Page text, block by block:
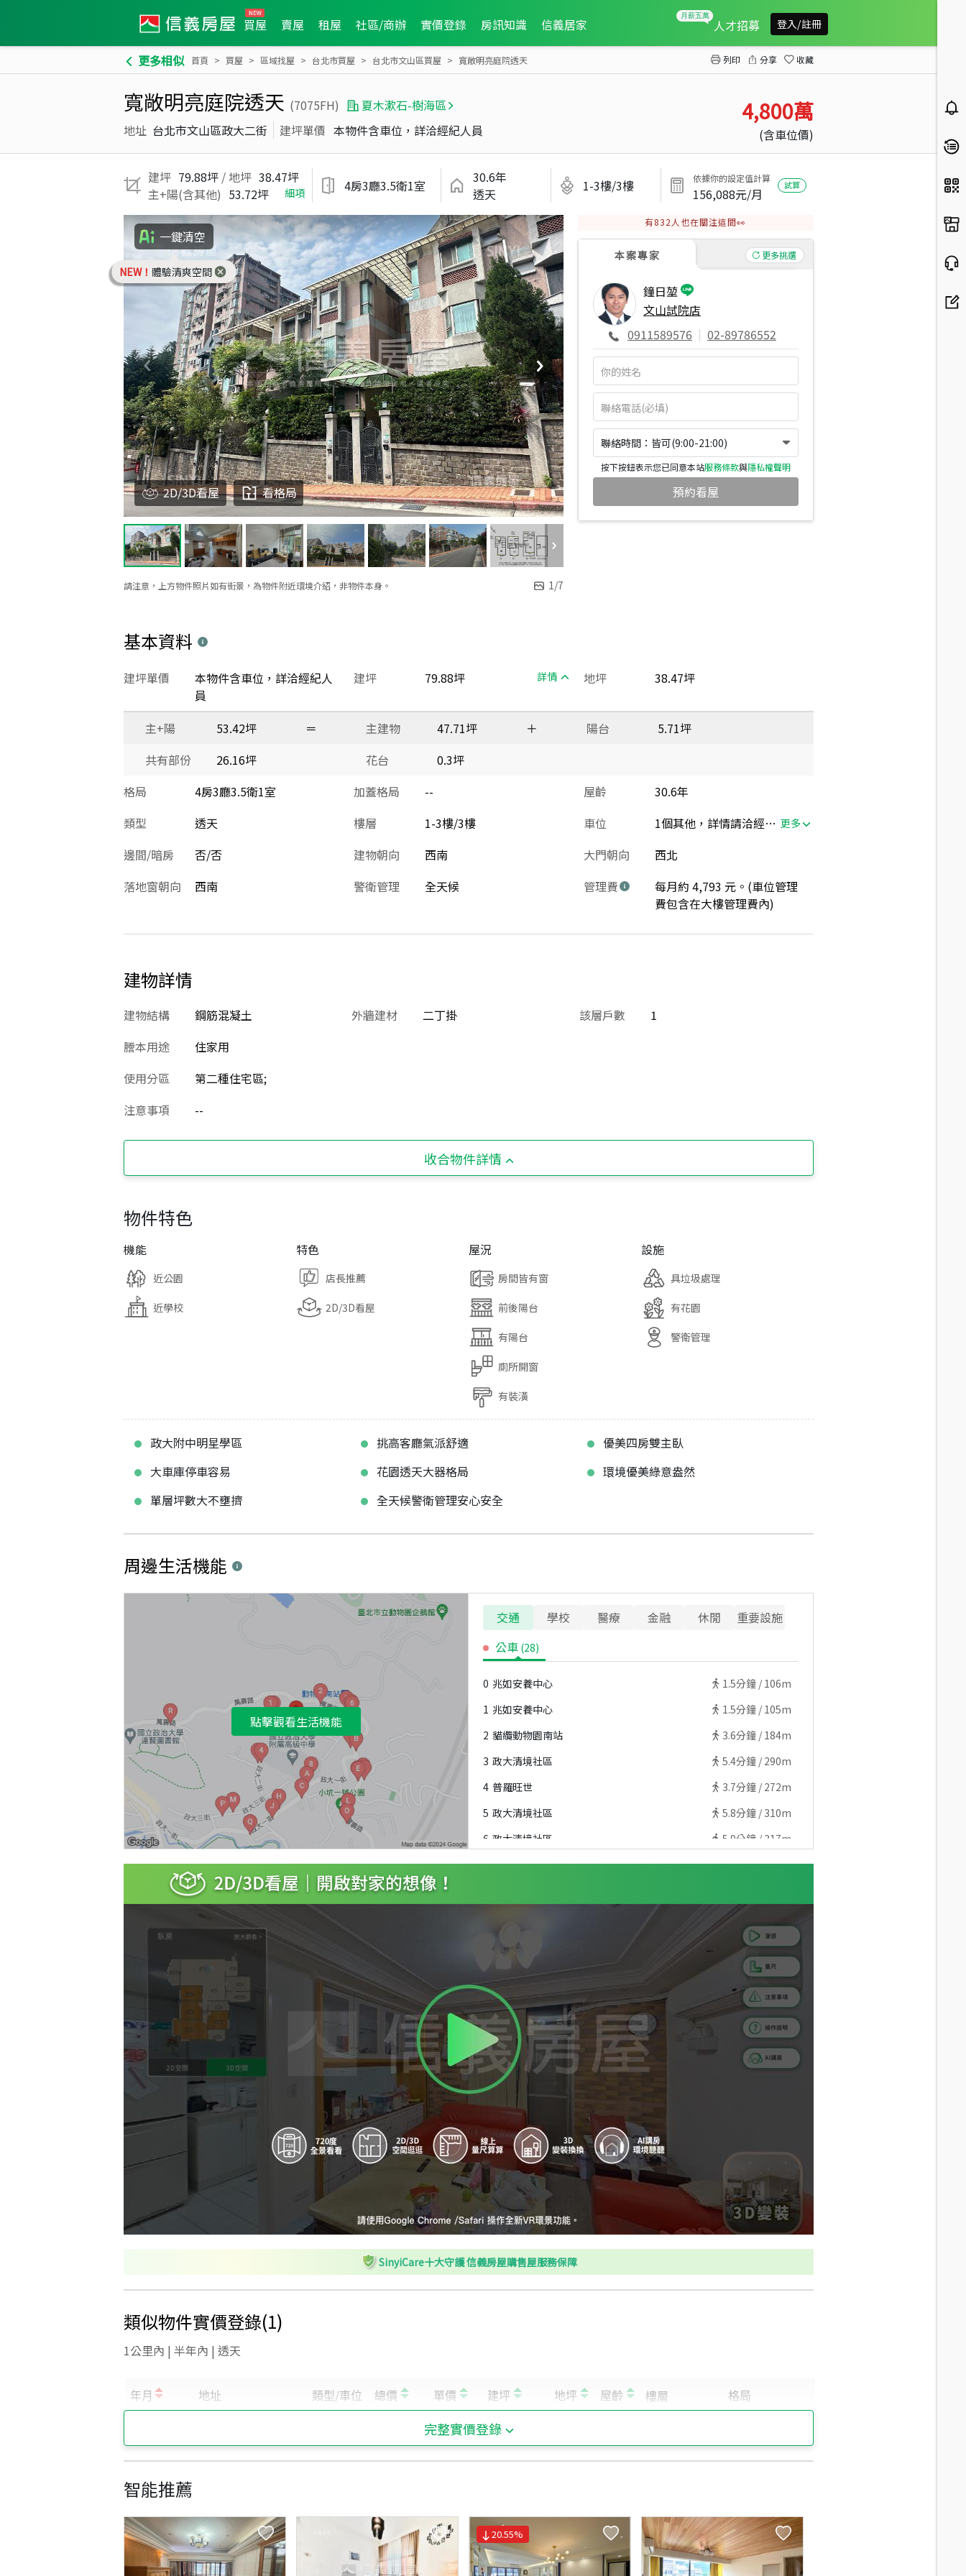
買屋 賣屋 租屋 社區/商辦 實價登錄 房訊知識 信義居家 人才招募 登入/註冊
更多相似 首頁 買屋 區域找屋 台北市買屋 台北市文山區買屋 寬敞明亮庭院透天 列印 分享 收藏
寬敞明亮庭院透天 (7075FH)
夏木漱石-樹海區
地址 台北市文山區政大二街 建坪單價 本物件含車位，詳洽經紀人員
4,800萬
(含車位價)
建坪 79.88坪 / 地坪 38.47坪
主+陽(含其他) 53.72坪 細項 4房3廳3.5衛1室
30.6年
透天
1-3樓/3樓 依據你的設定值計算
156,088元/月
試算
一鍵清空
NEW！ 體驗清爽空間
請注意，上方物件照片如有街景，為物件附近環境介紹，非物件本身。 1/7
2D/3D看屋 看格局
有832 人也在關注這間👀
本案專家 更多挑選
鐘日堃
文山試院店
0911589576 | 02-89786552
聯絡時間：皆可(9:00-21:00)
按下按鈕表示您已同意本站服務條款與隱私權聲明
預約看屋
基本資料
建坪 79.88坪 詳情
建坪單價
本物件含車位，詳洽經紀人
員
地坪 38.47坪
主+陽 53.42坪 ＝ 主建物 47.71坪 ＋ 陽台
5.71坪
共有部份
26.16坪 花台
0.3坪
格局
4房3廳3.5衛1室 加蓋格局 -- 屋齡
30.6年
類型
透天 樓層 1-3樓/3樓 車位 1個其他，詳情請洽經紀人員 更多
邊間/暗房 否/否 建物朝向 西南 大門朝向
西北
落地窗朝向
西南 警衛管理 全天候 管理費
每月約 4,793 元。(車位管理
費包含在大樓管理費內)
建物詳情
建物結構 鋼筋混凝土 外牆建材 二丁掛 該層戶數
1
謄本用途
住家用
使用分區
第二種住宅區;
注意事項
--
收合物件詳情
物件特色
機能
近公園
近學校
特色
店長推薦
2D/3D看屋
屋況
房間皆有窗
前後陽台
有陽台
廁所開窗
有裝潢
設施
具垃圾處理
有花園
警衛管理
政大附中明星學區 挑高客廳氣派舒適
優美四房雙主臥
大車庫停車容易
花園透天大器格局
環境優美綠意盎然
單層坪數大不壅擠
全天候警衛管理安心安全
周邊生活機能
點擊觀看生活機能
交通 學校 醫療 金融 休閒
重要設施
公車 (28)
0 兆如安養中心 1.5分鐘 / 106m
1 兆如安養中心 1.5分鐘 / 105m
2 貓纜動物園南站 3.6分鐘 / 184m
3 政大清境社區 5.4分鐘 / 290m
4 普羅旺世 3.7分鐘 / 272m
5 政大清境社區 5.8分鐘 / 310m
6 政大清境社區 5.9分鐘 / 317m
7 普羅旺世 3.8分鐘 /276m
8.6分鐘 /
政大附中 分鐘 /499m
B 綠野山莊 分鐘 / 487m
C 政大附中 9.4分鐘 / 546m
D 棲霞山莊 分鐘 /599m
E 棲霞山莊 分鐘 /609m
F 棲霞山莊 分鐘 /592m
G
棲霞山莊
政大二街
I 棲霞山莊 分鐘 /594m
政大二街 7.9 分鐘 / 513m
K
政大御花園 12.4分鐘 /648m
L 政大御花園 12.4
M 政大三街 7.7分鐘 /551m
N 政大御花園 12.8分鐘 /669m
SinyiCare十大守護 信義房屋購售屋服務保障
類似物件實價登錄(1)
1公里內 | 半年內 | 透天
完整實價登錄
智能推薦
20.55%